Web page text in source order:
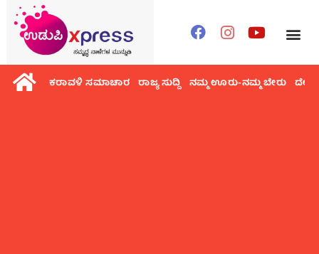
ಕರಾವಳಿ ಸಮಾಚಾರ ರಾಜ್ಯ ಸುದ್ದಿ ನಮ್ಮ ಊರು-ನಮ್ಮ ಬೇರು ದೇಶ